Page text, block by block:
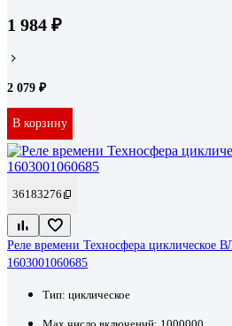
1 984 ₽
2 079 ₽
В корзину
36183276
Реле времени Техносфера циклическое
1603001060685
Тип: циклическое